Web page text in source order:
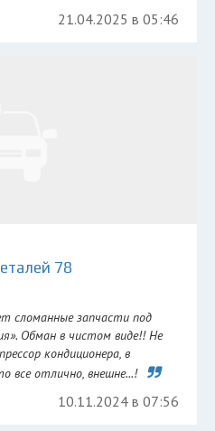
21.04.2025 в 05:46
78
сломанные запчасти под
Обман в чистом виде!! Не
кондиционера, в
все отлично, внешне...!
10.11.2024 в 07:56